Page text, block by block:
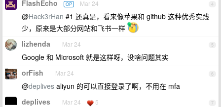
4
FlashEcho OP Mar 24
@Hack3rHan #1 还真是，看来像苹果和 github 这种优秀实践
少，原来是大部分网站和飞书一样
5
lizhenda Mar 24
Google 和 Microsoft 就是这样呀，没啥问题其实
6
orFish Mar 24
@deplives aliyun 的可以直接登录了啊，不用在 mfa
7
deplives Mar 24 5